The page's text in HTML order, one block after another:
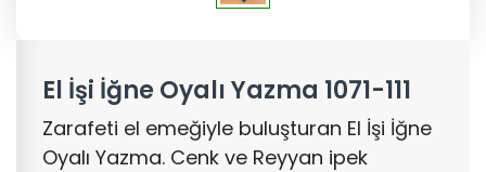
El İşi İğne Oyalı Yazma 1071-111
Zarafeti el emeğiyle buluşturan El İşi İğne
Oyalı Yazma. Cenk ve Reyyan ipek